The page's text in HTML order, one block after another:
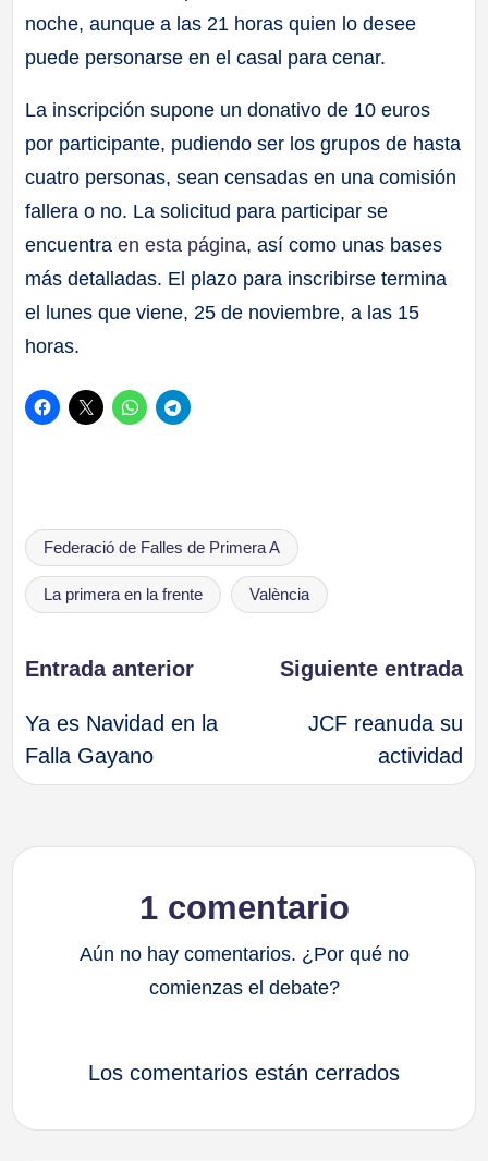
noche, aunque a las 21 horas quien lo desee
puede personarse en el casal para cenar.
La inscripción supone un donativo de 10 euros
por participante, pudiendo ser los grupos de hasta
cuatro personas, sean censadas en una comisión
fallera o no. La solicitud para participar se
encuentraen esta página, así como unas bases
más detalladas. El plazo para inscribirse termina
el lunes que viene, 25 de noviembre, a las 15
horas.
Etiquetas:
Federació de Falles de Primera A
La primera en la frente València
Navegación
de
entradas
Entrada anterior
Ya es Navidad en la
Falla Gayano
Siguiente entrada
JCF reanuda su
actividad
1 comentario
Aún no hay comentarios. ¿Por qué no
comienzas el debate?
Los comentarios están cerrados